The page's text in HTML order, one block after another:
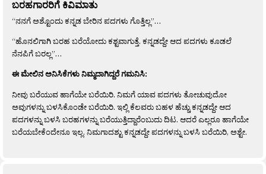
ಬರಹಗಾರರಿಗೆ ಕಿವಿಮಾತು
“ನನಗೆ ಅಶ್ಟೊಂದು ಕನ್ನಡ ಬೇರಿನ ಪದಗಳು ಗೊತ್ತಿಲ್ಲ”…
“ಹೊನಲಿಗಾಗಿ ಬರಹ ಬರೆಯೋದು ಕಶ್ಟವಾಗುತ್ತೆ. ಕನ್ನಡದ್ದೇ ಆದ ಪದಗಳು ಕೂಡಲೆ
ನೆನಪಿಗೆ ಬರಲ್ಲ”…
ಈ ಮೇಲಿನ ಅನಿಸಿಕೆಗಳು ನಿಮ್ಮದಾಗಿದ್ದರೆ ಗಮನಿಸಿ:
ನೀವು ಬರೆಯುವ ಹಾಗೆಯೇ ಬರೆಯಿರಿ. ನಿಮಗೆ ಯಾವ ಪದಗಳು ತೋಚುವುದೋ
ಅವುಗಳನ್ನು ಬಳಸಿಕೊಂಡೇ ಬರೆಯಿರಿ. ಇಲ್ಲಿ ಕೆಲವರು ಬಹಳ ಹೆಚ್ಚು ಕನ್ನಡದ್ದೇ ಆದ
ಪದಗಳನ್ನು ಬಳಸಿ ಬರಹಗಳನ್ನು ಬರೆಯುತ್ತಿದ್ದಾರೆಂಬುದು ದಿಟ. ಆದರೆ ಎಲ್ಲರೂ ಹಾಗೆಯೇ
ಬರೆಯಬೇಕೆಂದೇನೂ ಇಲ್ಲ. ನಿಮಗಾದಶ್ಟು ಕನ್ನಡದ್ದೇ ಪದಗಳನ್ನು ಬಳಸಿ ಬರೆಯಿರಿ, ಅಶ್ಟೇ.